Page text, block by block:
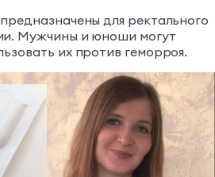
для ректального
Мужчины и юноши могут
их против геморроя.